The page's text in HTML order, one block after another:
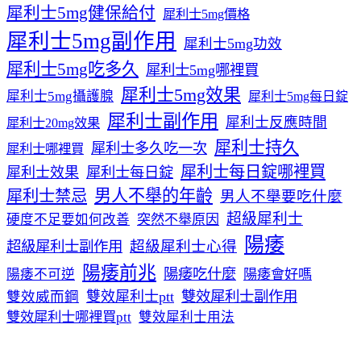
犀利士5mg健保給付 犀利士5mg價格
犀利士5mg副作用 犀利士5mg功效
犀利士5mg吃多久 犀利士5mg哪裡買
犀利士5mg攝護腺 犀利士5mg效果 犀利士5mg每日錠
犀利士20mg效果 犀利士副作用 犀利士反應時間
犀利士哪裡買 犀利士多久吃一次 犀利士持久
犀利士效果 犀利士每日錠 犀利士每日錠哪裡買
犀利士禁忌 男人不舉的年齡 男人不舉要吃什麼
硬度不足要如何改善 突然不舉原因 超級犀利士
超級犀利士副作用 超級犀利士心得 陽痿
陽痿不可逆 陽痿前兆 陽痿吃什麼 陽痿會好嗎
雙效威而鋼 雙效犀利士ptt 雙效犀利士副作用
雙效犀利士哪裡買ptt 雙效犀利士用法